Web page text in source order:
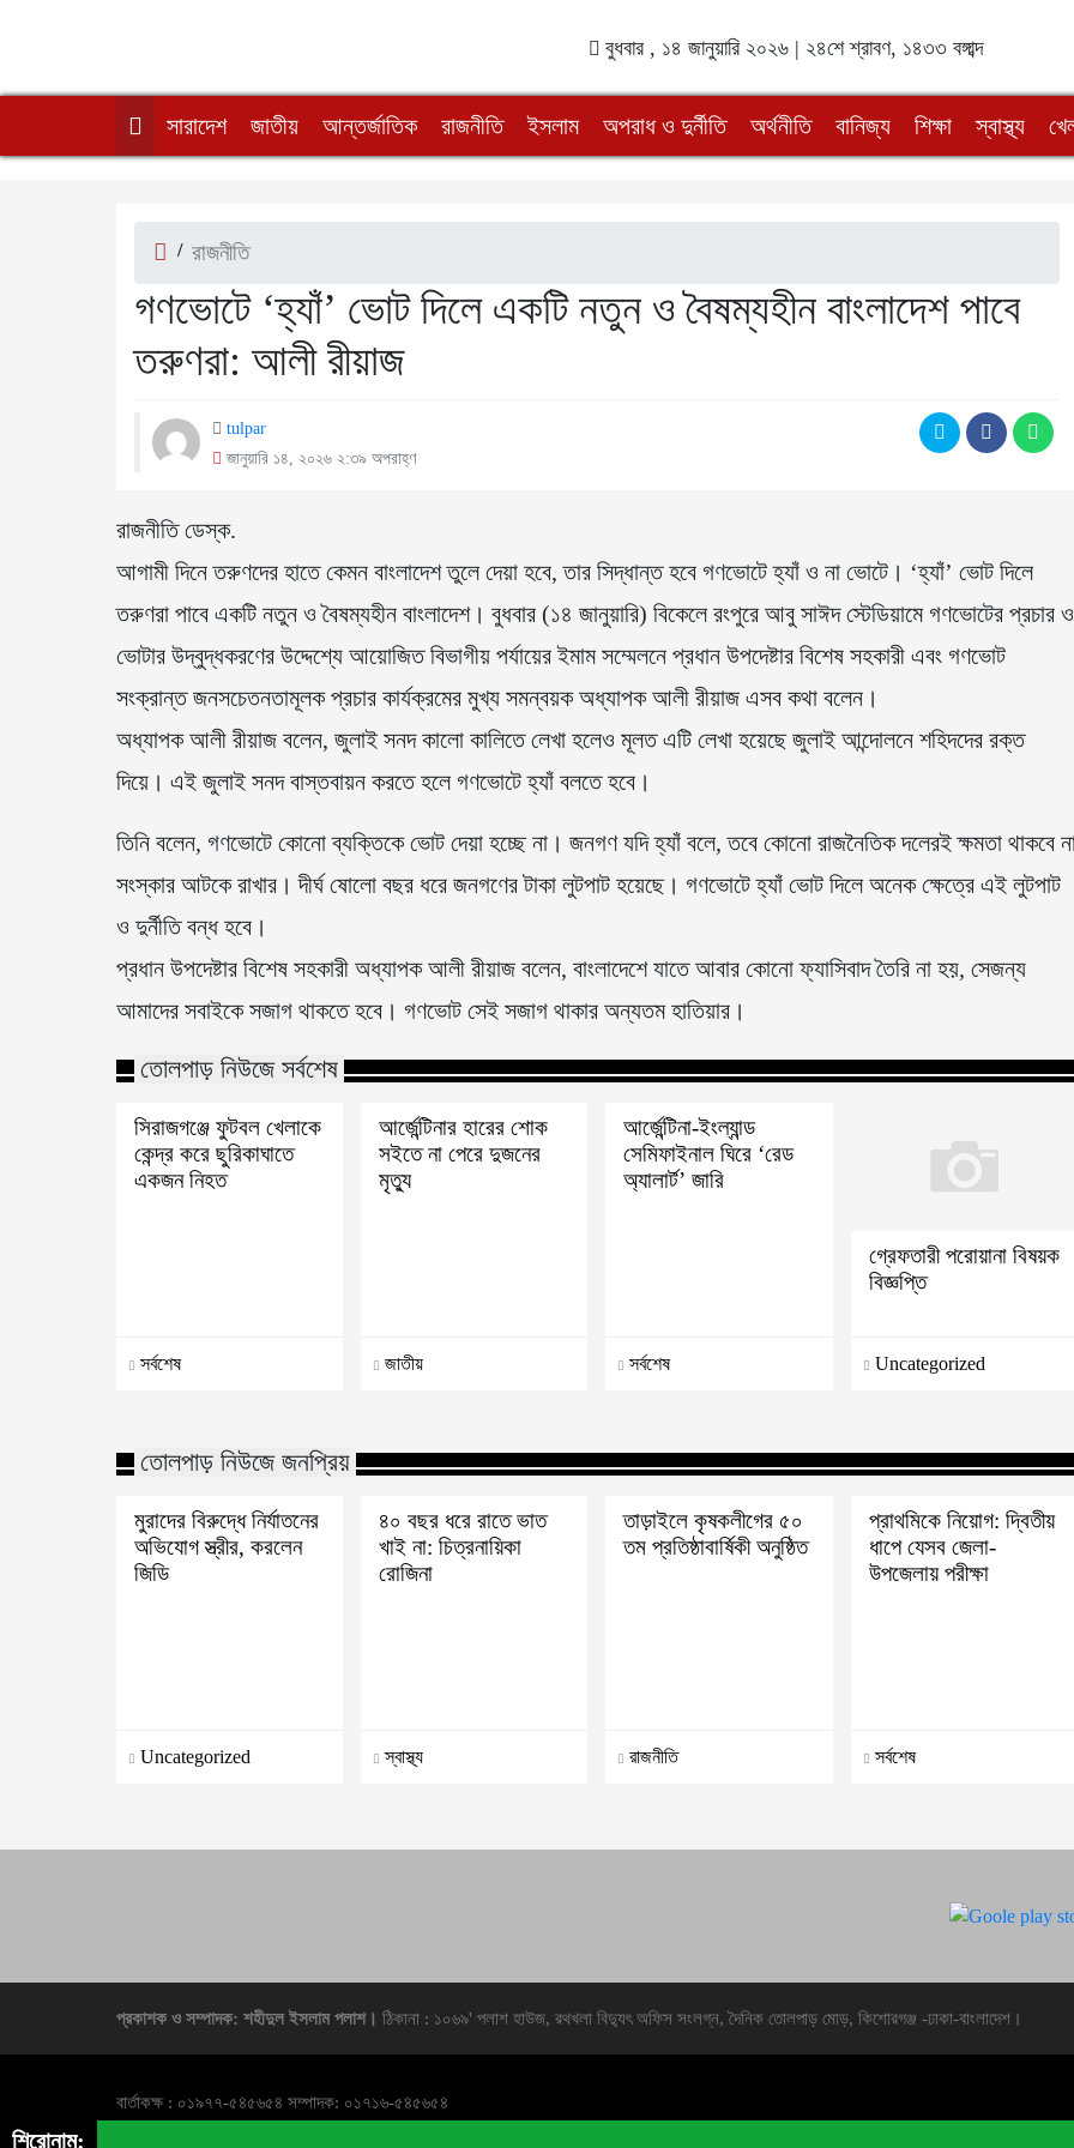
বুধবার , ১৪ জানুয়ারি ২০২৬ | ২৪শে শ্রাবণ, ১৪৩৩ বঙ্গাব্দ
সারাদেশ জাতীয় আন্তর্জাতিক রাজনীতি ইসলাম অপরাধ ও দুর্নীতি অর্থনীতি বানিজ্য শিক্ষা স্বাস্থ্য
/ রাজনীতি
গণভোটে ‘হ্যাঁ’ ভোট দিলে একটি নতুন ও বৈষম্যহীন বাংলাদেশ পাবে
তরুণরা: আলী রীয়াজ
tulpar
জানুয়ারি ১৪, ২০২৬ ২:৩৯ অপরাহ্ণ
রাজনীতি ডেস্ক.
আগামী দিনে তরুণদের হাতে কেমন বাংলাদেশ তুলে দেয়া হবে, তার সিদ্ধান্ত হবে গণভোটে হ্যাঁ ও না ভোটে। ‘হ্যাঁ’ ভোট দিলে
তরুণরা পাবে একটি নতুন ও বৈষম্যহীন বাংলাদেশ। বুধবার (১৪ জানুয়ারি) বিকেলে রংপুরে আবু সাঈদ স্টেডিয়ামে গণভোটের প্রচার ও
ভোটার উদ্বুদ্ধকরণের উদ্দেশ্যে আয়োজিত বিভাগীয় পর্যায়ের ইমাম সম্মেলনে প্রধান উপদেষ্টার বিশেষ সহকারী এবং গণভোট
সংক্রান্ত জনসচেতনতামূলক প্রচার কার্যক্রমের মুখ্য সমন্বয়ক অধ্যাপক আলী রীয়াজ এসব কথা বলেন।
অধ্যাপক আলী রীয়াজ বলেন, জুলাই সনদ কালো কালিতে লেখা হলেও মূলত এটি লেখা হয়েছে জুলাই আন্দোলনে শহিদদের রক্ত
দিয়ে। এই জুলাই সনদ বাস্তবায়ন করতে হলে গণভোটে হ্যাঁ বলতে হবে।
তিনি বলেন, গণভোটে কোনো ব্যক্তিকে ভোট দেয়া হচ্ছে না। জনগণ যদি হ্যাঁ বলে, তবে কোনো রাজনৈতিক দলেরই ক্ষমতা থাকবে
সংস্কার আটকে রাখার। দীর্ঘ ষোলো বছর ধরে জনগণের টাকা লুটপাট হয়েছে। গণভোটে হ্যাঁ ভোট দিলে অনেক ক্ষেত্রে এই লুটপাট
ও দুর্নীতি বন্ধ হবে।
প্রধান উপদেষ্টার বিশেষ সহকারী অধ্যাপক আলী রীয়াজ বলেন, বাংলাদেশে যাতে আবার কোনো ফ্যাসিবাদ তৈরি না হয়, সেজন্য
আমাদের সবাইকে সজাগ থাকতে হবে। গণভোট সেই সজাগ থাকার অন্যতম হাতিয়ার।
তোলপাড় নিউজে সর্বশেষ
সিরাজগঞ্জে ফুটবল খেলাকে
কেন্দ্র করে ছুরিকাঘাতে
একজন নিহত
সর্বশেষ
আর্জেন্টিনার হারের শোক
সইতে না পেরে দুজনের
মৃত্যু
জাতীয়
আর্জেন্টিনা-ইংল্যান্ড
সেমিফাইনাল ঘিরে ‘রেড
অ্যালার্ট’ জারি
সর্বশেষ
গ্রেফতারী পরোয়ানা বিষয়ক
বিজ্ঞপ্তি
Uncategorized
তোলপাড় নিউজে জনপ্রিয়
মুরাদের বিরুদ্ধে নির্যাতনের
অভিযোগ স্ত্রীর, করলেন
জিডি
Uncategorized
৪০ বছর ধরে রাতে ভাত
খাই না: চিত্রনায়িকা
রোজিনা
স্বাস্থ্য
তাড়াইলে কৃষকলীগের ৫০
তম প্রতিষ্ঠাবার্ষিকী অনুষ্ঠিত
রাজনীতি
প্রাথমিকে নিয়োগ: দ্বিতীয়
ধাপে যেসব জেলা-
উপজেলায় পরীক্ষা
সর্বশেষ
প্রকাশক ও সম্পাদক: শহীদুল ইসলাম পলাশ। ঠিকানা : ১০৬৯' পলাশ হাউজ, রথখলা বিদ্যুৎ অফিস সংলগ্ন, দৈনিক তোলপাড় মোড়, কিশোরগঞ্জ -ঢাকা-বাংলাদেশ।
বার্তাকক্ষ : ০১৯৭৭-৫৪৫৬৫৪ সম্পাদক: ০১৭১৬-৫৪৫৬৫৪
শিরোনাম: